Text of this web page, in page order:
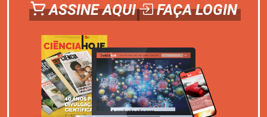
ASSINE AQUI FAÇA LOGIN